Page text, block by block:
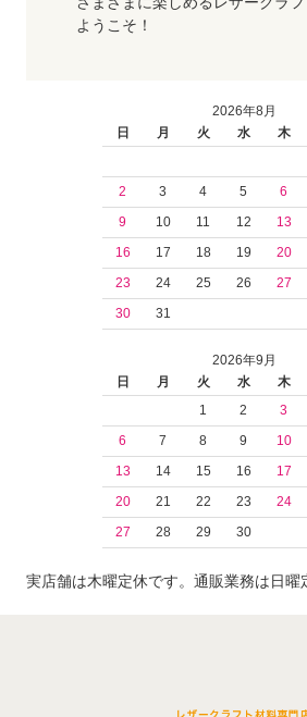
ようこそ！
2026年8月
日
月 火 水 木
2
3 4 5 6
9
10 11 12 13
16
17 18 19 20
23
24 25 26 27
30
31
2026年9月
日
月 火 水 木
1
2 3
6
7 8 9 10
13
14 15 16 17
20
21 22 23 24
27
28 29 30
実店舗は木曜定休です。通販業務は日曜